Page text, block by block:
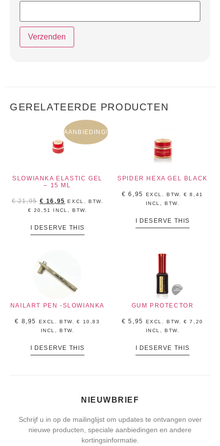
GERELATEERDE PRODUCTEN
AANBIEDING!
SLOWIANKA ELASTIC GEL
– 15 ML
€21,95 € 16,95 EXCL. BTW.
€ 20,51 INCL, BTW.
I DESERVE THIS
SPIDER HEXA GEL BLACK
€ 6,95 EXCL. BTW.€ 8,41
INCL, BTW.
I DESERVE THIS
NAILART PEN -SLOWIANKA
€ 8,95 EXCL. BTW.€
10,83
INCL, BTW.
I DESERVE THIS
GUM PROTECTOR
€ 5,95 EXCL. BTW.€ 7,20
INCL, BTW.
I DESERVE THIS
NIEUWBRIEF
Schrijf u in op de mailinglijst om updates te ontvangen over
nieuwe producten, speciale aanbiedingen en andere
kortingsinformatie.